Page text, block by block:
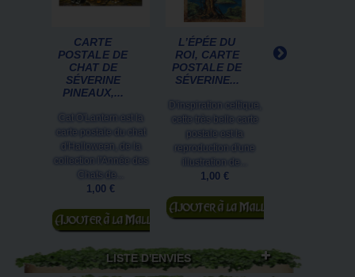
CARTE
POSTALE DE
CHAT DE
SÉVERINE
PINEAUX,...
Cat O'Lantern est la
carte postale du chat
d'Halloween, de la
collection l'Année des
Chats de...
1,00 €
Ajouter au
panier
L’ÉPÉE DU
ROI, CARTE
POSTALE DE
SÉVERINE...
D'inspiration celtique,
cette très belle carte
postale est la
reproduction d'une
illustration de...
1,00 €
Ajouter au
panier
LISTE D'ENVIES